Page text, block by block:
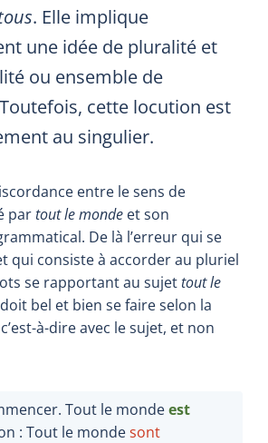
. Elle implique
une idée de pluralité et
ou ensemble de
cette locution est
au singulier.
entre le sens de
partout le monde et son
De là l’erreur qui se
qui consiste à accorder au pluriel
se rapportant au sujettout le
doit bel et bien se faire selon la
à-dire avec le sujet, et non
Tout le mondeest
: Tout le mondesont